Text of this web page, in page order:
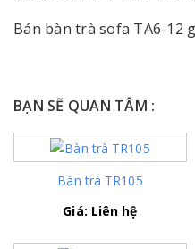
Bán bàn trà sofa TA6-12
BẠN SẼ QUAN TÂM :
Bàn trà TR105
Giá: Liên hệ